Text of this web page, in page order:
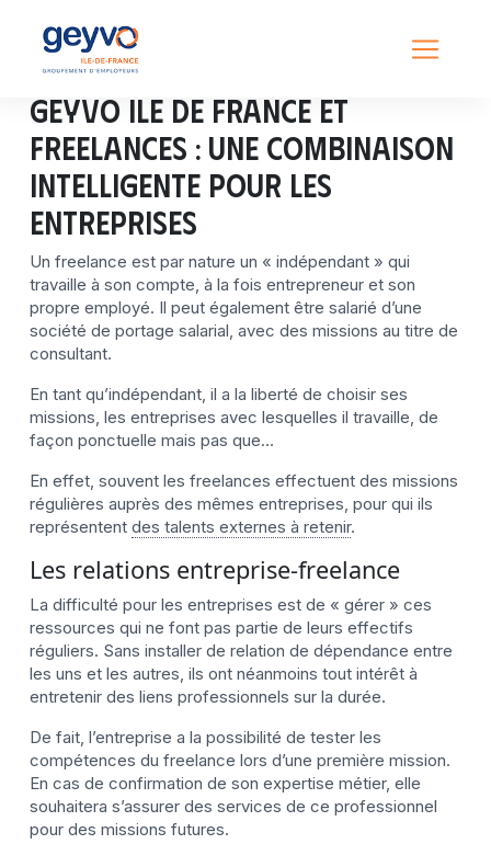
GEYVO Ile de France et
freelances : une combinaison
intelligente pour les
entreprises
Un freelance est par nature un « indépendant » qui
travaille à son compte, à la fois entrepreneur et son
propre employé. Il peut également être salarié d’une
société de portage salarial, avec des missions au titre de
consultant.
En tant qu’indépendant, il a la liberté de choisir ses
missions, les entreprises avec lesquelles il travaille, de
façon ponctuelle mais pas que…
En effet, souvent les freelances effectuent des missions
régulières auprès des mêmes entreprises, pour qui ils
représentent des talents externes à retenir.
Les relations entreprise-freelance
La difficulté pour les entreprises est de « gérer » ces
ressources qui ne font pas partie de leurs effectifs
réguliers. Sans installer de relation de dépendance entre
les uns et les autres, ils ont néanmoins tout intérêt à
entretenir des liens professionnels sur la durée.
De fait, l’entreprise a la possibilité de tester les
compétences du freelance lors d’une première mission.
En cas de confirmation de son expertise métier, elle
souhaitera s’assurer des services de ce professionnel
pour des missions futures.